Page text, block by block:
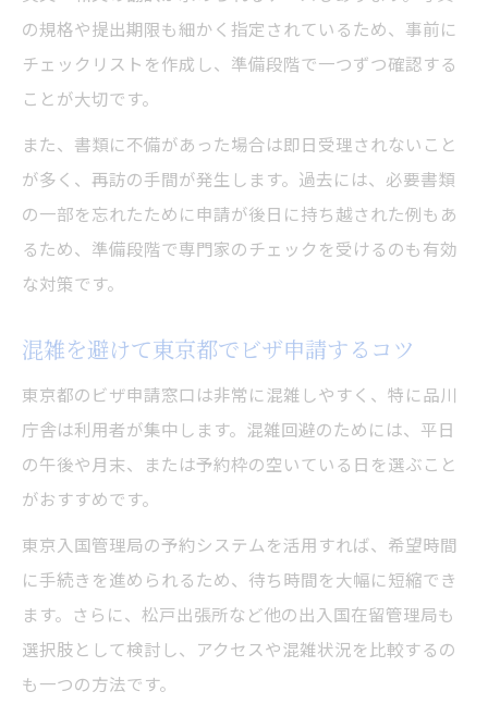
の規格や提出期限も細かく指定されているため、事前に
チェックリストを作成し、準備段階で一つずつ確認する
ことが大切です。
また、書類に不備があった場合は即日受理されないこと
が多く、再訪の手間が発生します。過去には、必要書類
の一部を忘れたために申請が後日に持ち越された例もあ
るため、準備段階で専門家のチェックを受けるのも有効
な対策です。
混雑を避けて東京都でビザ申請するコツ
東京都のビザ申請窓口は非常に混雑しやすく、特に品川
庁舎は利用者が集中します。混雑回避のためには、平日
の午後や月末、または予約枠の空いている日を選ぶこと
がおすすめです。
東京入国管理局の予約システムを活用すれば、希望時間
に手続きを進められるため、待ち時間を大幅に短縮でき
ます。さらに、松戸出張所など他の出入国在留管理局も
選択肢として検討し、アクセスや混雑状況を比較するの
も一つの方法です。